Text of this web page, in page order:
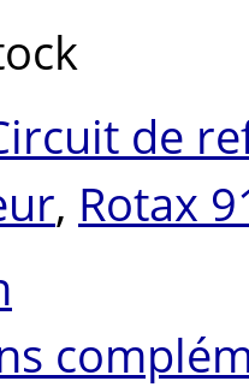
de
, Rotax